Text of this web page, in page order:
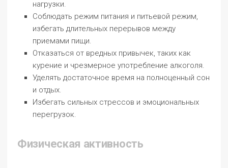
нагрузки.
Соблюдать режим питания и питьевой режим,
избегать длительных перерывов между
приемами пищи.
Отказаться от вредных привычек, таких как
курение и чрезмерное употребление алкоголя.
Уделять достаточное время на полноценный сон
и отдых.
Избегать сильных стрессов и эмоциональных
перегрузок.
Физическая активность